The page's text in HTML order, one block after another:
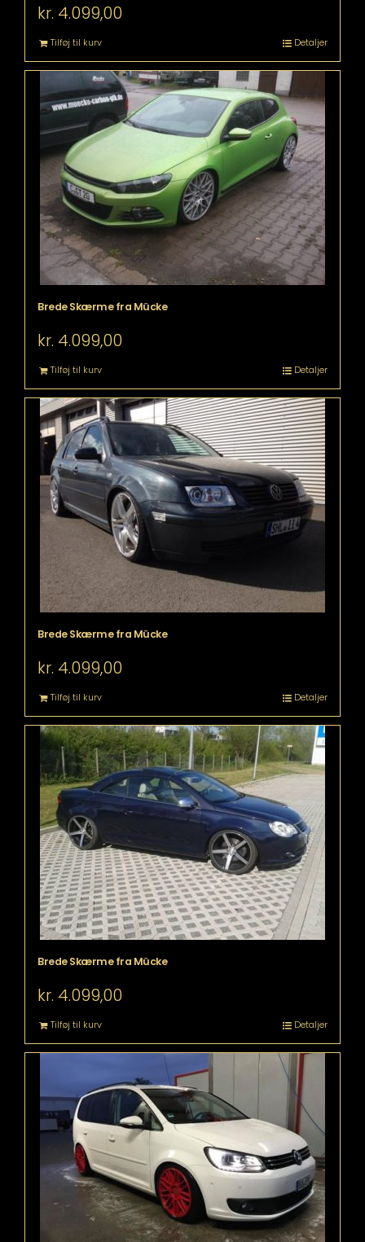
kr. 4.099,00
Tilføj til kurv Detaljer
Brede Skærme fra Mücke
kr. 4.099,00
Tilføj til kurv Detaljer
Brede Skærme fra Mücke
kr. 4.099,00
Tilføj til kurv Detaljer
Brede Skærme fra Mücke
kr. 4.099,00
Tilføj til kurv Detaljer